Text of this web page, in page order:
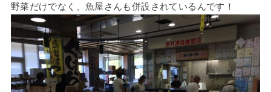
野菜だけでなく、魚屋さんも併設されているんです！